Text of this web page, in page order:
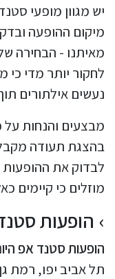
יש מגוון מופעי
מיקום ההופעה
מאיתנו - הבחירה
לחקור יותר מדי
נעשים אילתורים
מבצעים והנחות על
בהצגת תעודה
לבדוק את
מוזלים כי קיימים
הופעות
הופעות סטנד אפ
תל אביב יפו, רמת